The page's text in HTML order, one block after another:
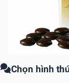
Chọn hình